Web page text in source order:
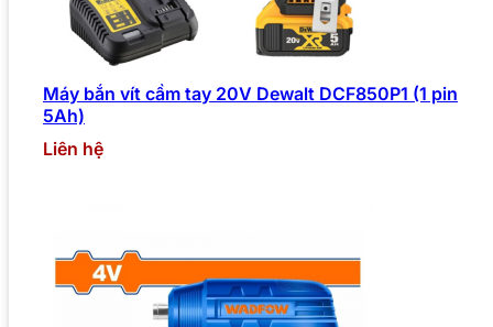
Máy bắn vít cầm tay 20V Dewalt DCF850P1 (1 pin
5Ah)
Liên hệ